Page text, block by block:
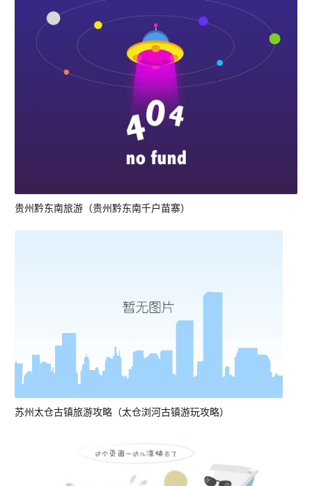
贵州黔东南旅游（贵州黔东南千户苗寨）
苏州太仓古镇旅游攻略（太仓浏河古镇游玩攻略）